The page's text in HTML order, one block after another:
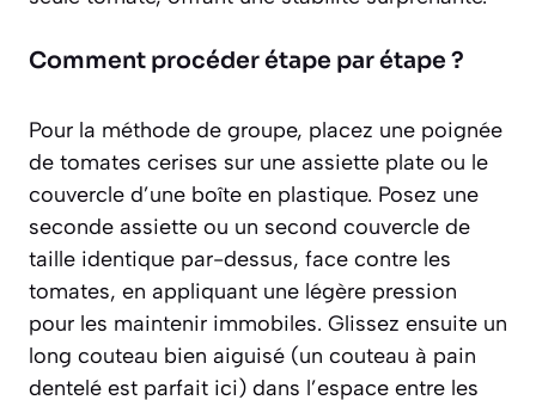
Comment procéder étape par étape ?
Pour la méthode de groupe, placez une poignée
de tomates cerises sur une assiette plate ou le
couvercle d’une boîte en plastique. Posez une
seconde assiette ou un second couvercle de
taille identique par-dessus, face contre les
tomates, en appliquant une légère pression
pour les maintenir immobiles. Glissez ensuite un
long couteau bien aiguisé (un couteau à pain
dentelé est parfait ici) dans l’espace entre les